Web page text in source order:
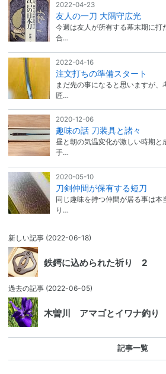
2022-04-23
友人の一刀 大隅守広光
今週は友人が所有する幕末期に打
合…
2022-04-16
注文打ちの準備スタート
まだ先の事になると思いますが
匠…
2020-12-06
趣味の話 刀装具と諸々
昼と朝の気温変化が激しい時期と
手…
2020-05-10
刀剣仲間が保有する短刀
同じ趣味を持つ仲間が居る事は本
り…
新しい記事 (2022-06-18)
鉄鍔に込められた祈り 2
過去の記事 (2022-06-05)
木曽川 アマゴとイワナ釣り
記事一覧